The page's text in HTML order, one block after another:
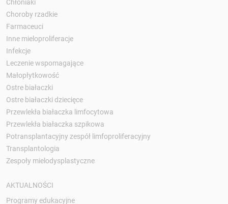
Chłoniaki
Choroby rzadkie
Farmaceuci
Inne mieloproliferacje
Infekcje
Leczenie wspomagające
Małopłytkowość
Ostre białaczki
Ostre białaczki dziecięce
Przewlekła białaczka limfocytowa
Przewlekła białaczka szpikowa
Potransplantacyjny zespół limfoproliferacyjny
Transplantologia
Zespoły mielodysplastyczne
AKTUALNOŚCI
Programy edukacyjne